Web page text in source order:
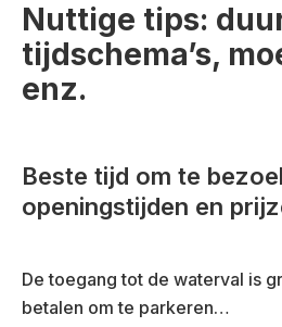
Nuttige tips:
tijdschema’s,
enz.
Beste tijd om te
openingstijden en
De toegang tot de waterval is
betalen om te parkeren…